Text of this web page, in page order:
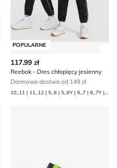
POPULARNE
117.99 zł
Reebok - Dres chłopięcy jesienny
Darmowa dostwa od 149 zł
10_11 | 11_12 | 5_6 | 5_6Y | 6_7 | 6_7Y | 7_8 | 7_8Y | 8_9 | 8_9Y | 9_10 | 9_10Y